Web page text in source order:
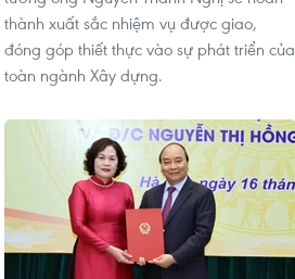
thành xuất sắc nhiệm vụ được giao,
đóng góp thiết thực vào sự phát triển của
toàn ngành Xây dựng.